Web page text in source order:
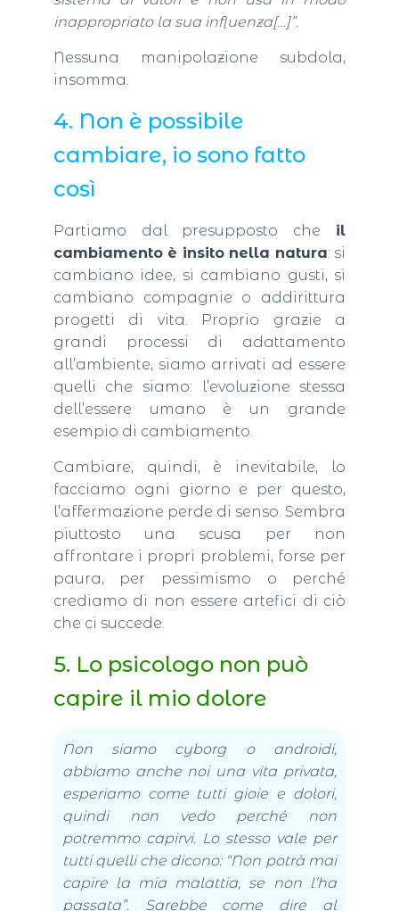
inappropriato la sua influenza[…]”.
Nessuna manipolazione subdola,
insomma.
4. Non è possibile
cambiare, io sono fatto
così
Partiamo dal presupposto che il
cambiamento è insito nella natura: si
cambiano idee, si cambiano gusti, si
cambiano compagnie o addirittura
progetti di vita. Proprio grazie a
grandi processi di adattamento
all’ambiente, siamo arrivati ad essere
quelli che siamo: l’evoluzione stessa
dell’essere umano è un grande
esempio di cambiamento.
Cambiare, quindi, è inevitabile, lo
facciamo ogni giorno e per questo,
l’affermazione perde di senso. Sembra
piuttosto una scusa per non
affrontare i propri problemi, forse per
paura, per pessimismo o perché
crediamo di non essere artefici di ciò
che ci succede.
5. Lo psicologo non può
capire il mio dolore
Non siamo cyborg o androidi,
abbiamo anche noi una vita privata,
esperiamo come tutti gioie e dolori,
quindi non vedo perché non
potremmo capirvi. Lo stesso vale per
tutti quelli che dicono: “Non potrà mai
capire la mia malattia, se non l’ha
passata”. Sarebbe come dire al